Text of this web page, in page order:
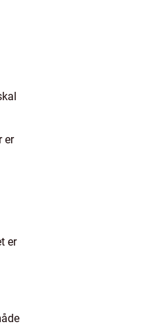
er
er